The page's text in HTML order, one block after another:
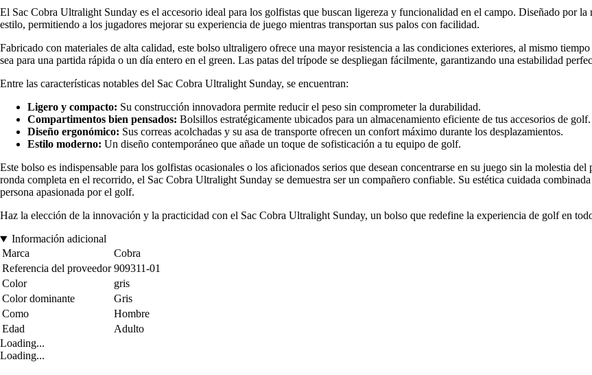
El Sac Cobra Ultralight Sunday es el accesorio ideal para los golfistas que buscan ligereza y funcionalidad en el campo. Diseñado por
estilo, permitiendo a los jugadores mejorar su experiencia de juego mientras transportan sus palos con facilidad.
Fabricado con materiales de alta calidad, este bolso ultraligero ofrece una mayor resistencia a las condiciones exteriores, al mismo
sea para una partida rápida o un día entero en el green. Las patas del trípode se despliegan fácilmente, garantizando una estabilidad
Entre las características notables del Sac Cobra Ultralight Sunday, se encuentran:
Ligero y compacto: Su construcción innovadora permite reducir el peso sin comprometer la durabilidad.
Compartimentos bien pensados: Bolsillos estratégicamente ubicados para un almacenamiento eficiente de tus accesorios de golf.
Diseño ergonómico: Sus correas acolchadas y su asa de transporte ofrecen un confort máximo durante los desplazamientos.
Estilo moderno: Un diseño contemporáneo que añade un toque de sofisticación a tu equipo de golf.
Este bolso es indispensable para los golfistas ocasionales o los aficionados serios que desean concentrarse en su juego sin la molestia
ronda completa en el recorrido, el Sac Cobra Ultralight Sunday se demuestra ser un compañero confiable. Su estética cuidada
persona apasionada por el golf.
Haz la elección de la innovación y la practicidad con el Sac Cobra Ultralight Sunday, un bolso que redefine la experiencia de golf en
Información adicional
Marca
Cobra
Referencia del proveedor 909311-01
Color
gris
Color dominante
Gris
Como
Hombre
Edad
Adulto
Loading...
Loading...